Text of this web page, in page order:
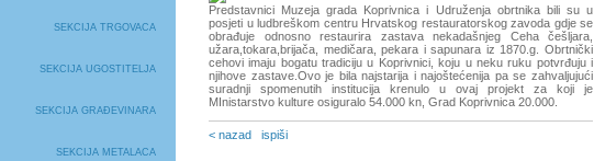
SEKCIJA TRGOVACA
SEKCIJA UGOSTITELJA
SEKCIJA GRAĐEVINARA
SEKCIJA METALACA
Predstavnici Muzeja grada Koprivnica i Udruženja obrtnika bili su u
posjeti u ludbreškom centru Hrvatskog restauratorskog zavoda gdje se
obrađuje odnosno restaurira zastava nekadašnjeg Ceha češljara,
užara,tokara,brijača, medičara, pekara i sapunara iz 1870.g. Obrtnički
cehovi imaju bogatu tradiciju u Koprivnici, koju u neku ruku potvrđuju i
njihove zastave.Ovo je bila najstarija i najoštećenija pa se zahvaljujući
suradnji spomenutih institucija krenulo u ovaj projekt za koji je
MInistarstvo kulture osiguralo 54.000 kn, Grad Koprivnica 20.000.
< nazad ispiši